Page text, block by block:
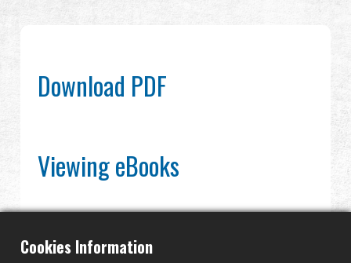
グローバル販売
私たちについて
Download PDF
Viewing eBooks
Cookies Information